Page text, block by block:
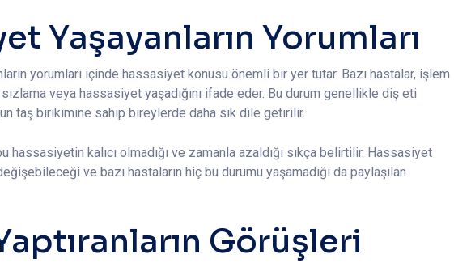
Yaşayanların Yorumları
yorumları içinde hassasiyet konusu önemli bir yer tutar. Bazı hastalar, işlem
veya hassasiyet yaşadığını ifade eder. Bu durum genellikle diş eti
taş birikimine sahip bireylerde daha sık dile getirilir.
hassasiyetin kalıcı olmadığı ve zamanla azaldığı sıkça belirtilir. Hassasiyet
ve bazı hastaların hiç bu durumu yaşamadığı da paylaşılan
Görüşleri